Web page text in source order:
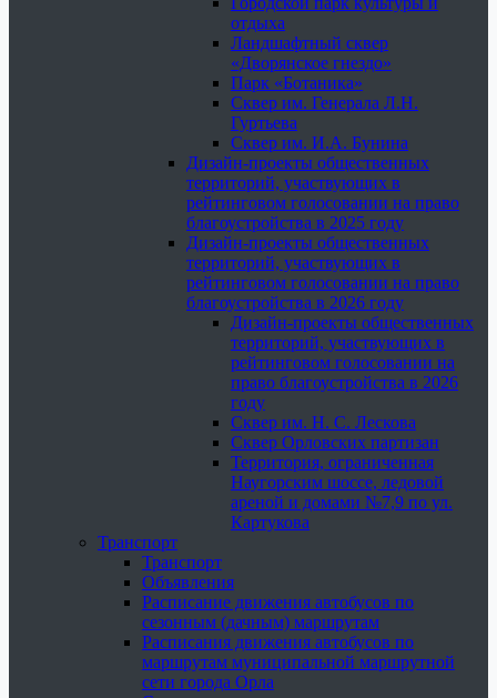
отдыха
Ландшафтный сквер
«Дворянское гнездо»
Парк «Ботаника»
Сквер им. Генерала Л.Н.
Гуртьева
Сквер им. И.А. Бунина
Дизайн-проекты общественных
территорий, участвующих в
рейтинговом голосовании на право
благоустройства в 2025 году
Дизайн-проекты общественных
территорий, участвующих в
рейтинговом голосовании на право
благоустройства в 2026 году
Дизайн-проекты общественных
территорий, участвующих в
рейтинговом голосовании на
право благоустройства в 2026
году
Сквер им. Н. С. Лескова
Сквер Орловских партизан
Территория, ограниченная
Наугорским шоссе, ледовой
ареной и домами №7,9 по ул.
Картукова
Транспорт
Транспорт
Объявления
Расписание движения автобусов по
сезонным (дачным) маршрутам
Расписания движения автобусов по
маршрутам муниципальной маршрутной
сети города Орла